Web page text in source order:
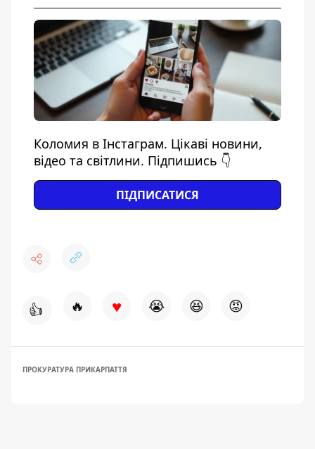
Коломия в Інстаграм. Цікаві новини,
відео та світлини. Підпишись 👇
ПІДПИСАТИСЯ
👍 🔥 ♥ 😭 😆 😡
ПРОКУРАТУРА ПРИКАРПАТТЯ